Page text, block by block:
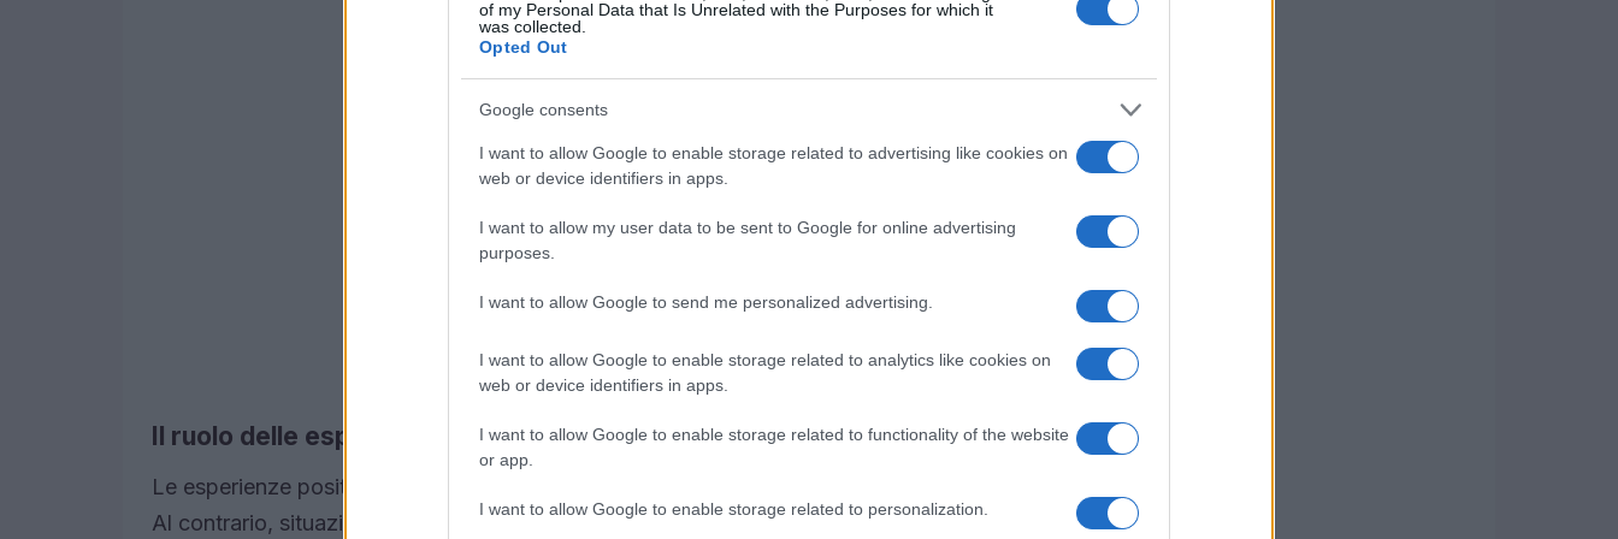
of my Personal Data that Is Unrelated with the Purposes for which it
was collected.
Opted Out
Google consents
I want to allow Google to enable storage related to advertising like cookies on
web or device identifiers in apps.
I want to allow my user data to be sent to Google for online advertising
purposes.
I want to allow Google to send me personalized advertising.
I want to allow Google to enable storage related to analytics like cookies on
web or device identifiers in apps.
I want to allow Google to enable storage related to functionality of the website
or app.
I want to allow Google to enable storage related to personalization.
Il ruolo delle esperienze
Le esperienze positive, come il raggiungimento di obiettivi, alimentano la
Al contrario, situazioni di insuccesso possono minarla se non affrontate in modo